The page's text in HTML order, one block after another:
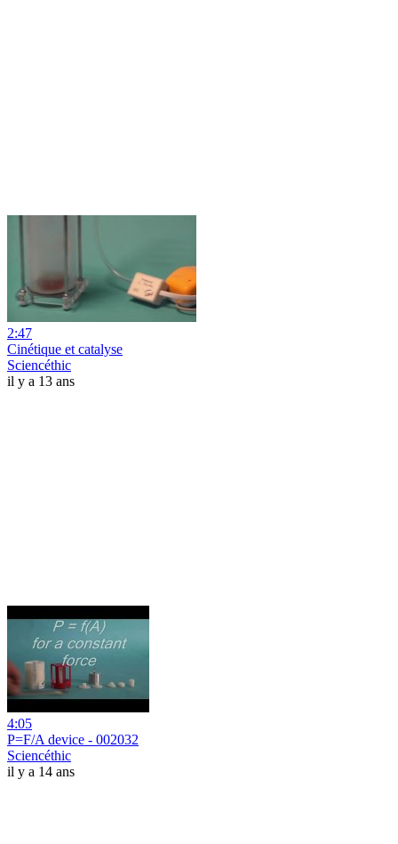
2:47
Cinétique et catalyse
Sciencéthic
il y a 13 ans
4:05
P=F/A device - 002032
Sciencéthic
il y a 14 ans